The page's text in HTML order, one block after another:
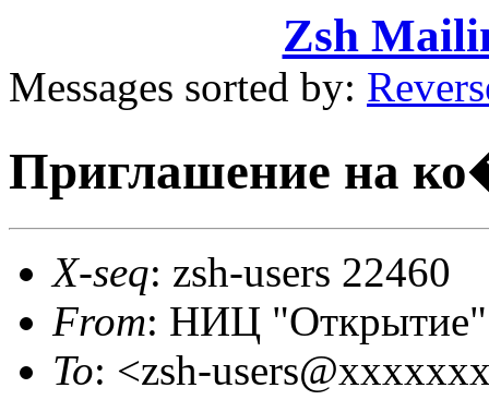
Zsh
Messages sorted by:
Приглашение на
X-seq: zsh-users 22460
From: НИЦ
To: <zsh-